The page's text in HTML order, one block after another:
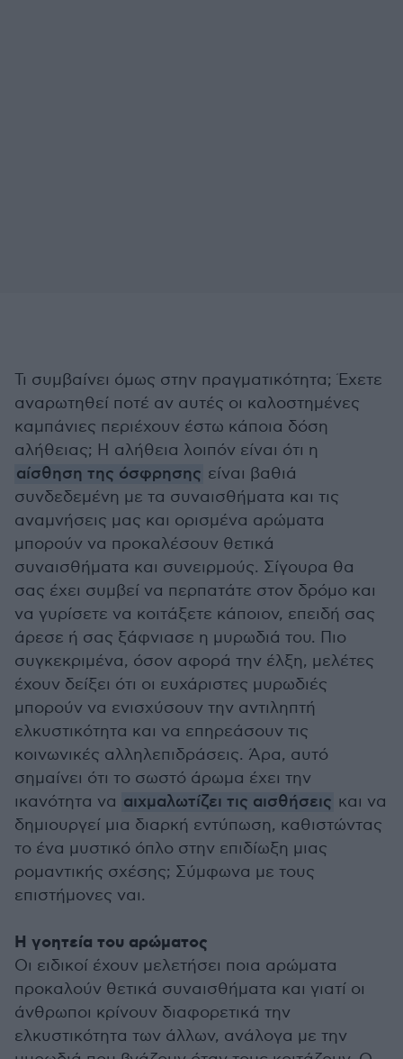
Τι συμβαίνει όμως στην πραγματικότητα; Έχετε
αναρωτηθεί ποτέ αν αυτές οι καλοστημένες
καμπάνιες περιέχουν έστω κάποια δόση
αλήθειας; Η αλήθεια λοιπόν είναι ότι η
αίσθηση της όσφρησης είναι βαθιά
συνδεδεμένη με τα συναισθήματα και τις
αναμνήσεις μας και ορισμένα αρώματα
μπορούν να προκαλέσουν θετικά
συναισθήματα και συνειρμούς. Σίγουρα θα
σας έχει συμβεί να περπατάτε στον δρόμο και
να γυρίσετε να κοιτάξετε κάποιον, επειδή σας
άρεσε ή σας ξάφνιασε η μυρωδιά του. Πιο
συγκεκριμένα, όσον αφορά την έλξη, μελέτες
έχουν δείξει ότι οι ευχάριστες μυρωδιές
μπορούν να ενισχύσουν την αντιληπτή
ελκυστικότητα και να επηρεάσουν τις
κοινωνικές αλληλεπιδράσεις. Άρα, αυτό
σημαίνει ότι το σωστό άρωμα έχει την
ικανότητα να αιχμαλωτίζει τις αισθήσεις και να
δημιουργεί μια διαρκή εντύπωση, καθιστώντας
το ένα μυστικό όπλο στην επιδίωξη μιας
ρομαντικής σχέσης; Σύμφωνα με τους
επιστήμονες ναι.
Η γοητεία του αρώματος
Οι ειδικοί έχουν μελετήσει ποια αρώματα
προκαλούν θετικά συναισθήματα και γιατί οι
άνθρωποι κρίνουν διαφορετικά την
ελκυστικότητα των άλλων, ανάλογα με την